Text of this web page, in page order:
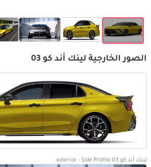
الصور الخارجية لينك أند كو 03
لينك أند كو 03 exterior - Side Profile